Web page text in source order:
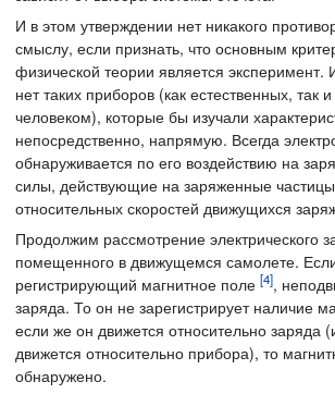
И в этом утверждении нет никакого
смыслу, если признать, что основным
физической теории является
нет таких приборов (как естественных, так
человеком), которые бы изучали
непосредственно, напрямую. Всегда
обнаруживается по его воздействию на
силы, действующие на заряженные
относительных скоростей движущихся
Продолжим рассмотрение электрического
помещенного в движущемся самолете.
регистрирующий магнитное поле [4],
заряда. То он не зарегистрирует наличие
если же он движется относительно заряда
движется относительно прибора), то
обнаружено.